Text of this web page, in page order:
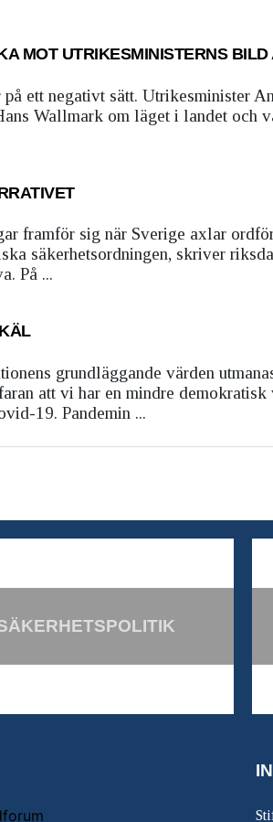
MOT UTRIKESMINISTERNS BILD
ett negativt sätt. Utrikesminister
Wallmark om läget i landet och
framför sig när Sverige axlar
säkerhetsordningen, skriver
På ...
grundläggande värden
att vi har en mindre
19. Pandemin ...